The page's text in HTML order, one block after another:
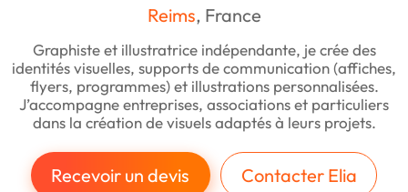
Reims, France
Graphiste et illustratrice indépendante, je crée des
identités visuelles, supports de communication (affiches,
flyers, programmes) et illustrations personnalisées.
J’accompagne entreprises, associations et particuliers
dans la création de visuels adaptés à leurs projets.
Recevoir un devis Contacter Elia